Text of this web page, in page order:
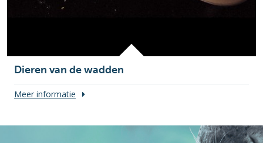
Dieren van de wadden
Meer informatie